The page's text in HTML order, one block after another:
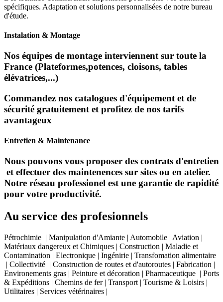
spécifiques. Adaptation et solutions personnalisées de notre bureau
d'étude.
Instalation & Montage
Nos équipes de montage interviennent sur toute la
France (Plateformes,potences, cloisons, tables
élévatrices,...)
Commandez nos catalogues d'équipement et de
sécurité gratuitement et profitez de nos tarifs
avantageux
Entretien & Maintenance
Nous pouvons vous proposer des contrats d'entretien
et effectuer des maintenences sur sites ou en atelier.
Notre réseau professionel est une garantie de rapidité
pour votre productivité.
Au service des profesionnels
Pétrochimie | Manipulation d'Amiante | Automobile | Aviation |
Matériaux dangereux et Chimiques | Construction | Maladie et
Contamination | Electronique | Ingénirie | Transfomation alimentaire
| Collectivité | Construction de routes et d'autoroutes | Fabrication |
Environements gras | Peinture et décoration | Pharmaceutique | Ports
& Expéditions | Chemins de fer | Transport | Tourisme & Loisirs |
Utilitaires | Services vétérinaires |